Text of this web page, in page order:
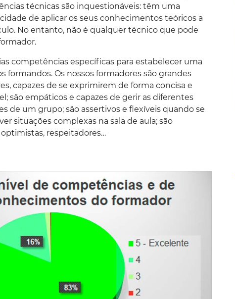
técnicas são inquestionáveis: têm uma
de aplicar os seus conhecimentos teóricos a
No entanto, não é qualquer técnico que pode
competências específicas para estabelecer uma
formandos. Os nossos formadores são grandes
capazes de se exprimirem de forma concisa e
são empáticos e capazes de gerir as diferentes
de um grupo; são assertivos e flexíveis quando se
situações complexas na sala de aula; são
optimistas, respeitadores…